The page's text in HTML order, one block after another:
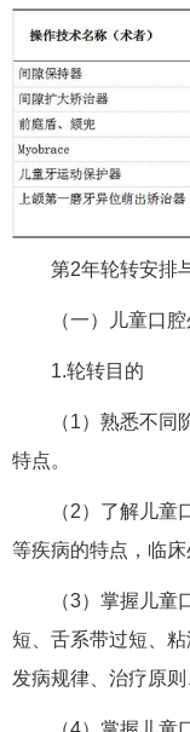
第2年轮转安排
（一）儿童口腔
1.轮转目的
（1）熟悉不同阶
特点。
（2）了解儿童口
等疾病的特点，临床
（3）掌握儿童口
短、舌系带过短、粘
发病规律、治疗原则